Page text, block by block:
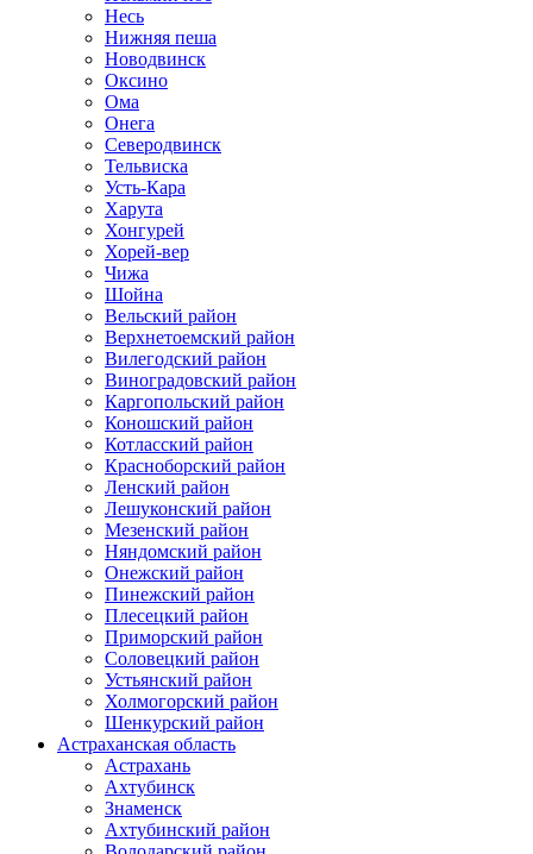
Несь
Нижняя пеша
Новодвинск
Оксино
Ома
Онега
Северодвинск
Тельвиска
Усть-Кара
Харута
Хонгурей
Хорей-вер
Чижа
Шойна
Вельский район
Верхнетоемский район
Вилегодский район
Виноградовский район
Каргопольский район
Коношский район
Котласский район
Красноборский район
Ленский район
Лешуконский район
Мезенский район
Няндомский район
Онежский район
Пинежский район
Плесецкий район
Приморский район
Соловецкий район
Устьянский район
Холмогорский район
Шенкурский район
Астраханская область
Астрахань
Ахтубинск
Знаменск
Ахтубинский район